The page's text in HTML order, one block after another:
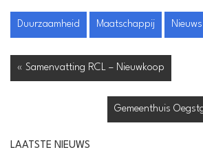
Duurzaamheid Maatschappij Nieuws
« Samenvatting RCL – Nieuwkoop
Gemeenthuis
LAATSTE NIEUWS